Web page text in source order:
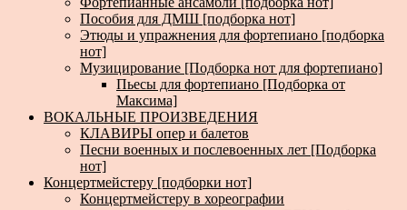
Пособия для ДМШ [подборка нот]
Этюды и упражнения для фортепиано [подборка
нот]
Музицирование [Подборка нот для фортепиано]
Пьесы для фортепиано [Подборка от
Максима]
ВОКАЛЬНЫЕ ПРОИЗВЕДЕНИЯ
КЛАВИРЫ опер и балетов
Песни военных и послевоенных лет [Подборка
нот]
Концертмейстеру [подборки нот]
Концертмейстеру в хореографии